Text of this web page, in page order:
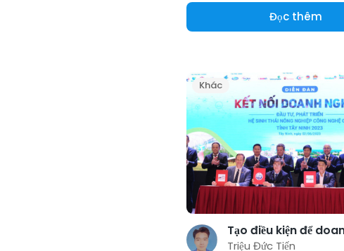
Đọc thêm
Khác
Triệu Đức Tiến